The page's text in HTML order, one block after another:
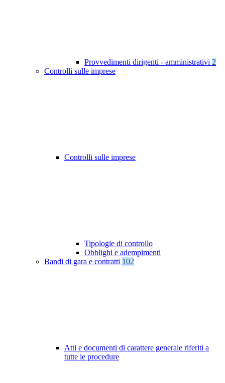
Provvedimenti dirigenti - amministrativi 2
Controlli sulle imprese
Controlli sulle imprese
Tipologie di controllo
Obblighi e adempimenti
Bandi di gara e contratti 102
Atti e documenti di carattere generale riferiti a
tutte le procedure